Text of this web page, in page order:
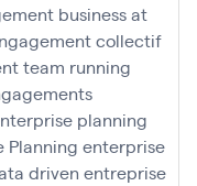
business at
collectif
team running
planning
Planning enterprise
driven entreprise